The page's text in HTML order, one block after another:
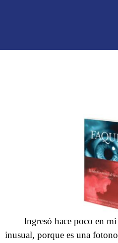
Ingresó hace poco en
inusual, porque es una